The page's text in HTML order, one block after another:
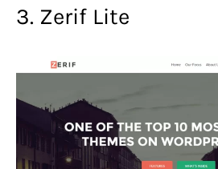
3. Zerif Lite